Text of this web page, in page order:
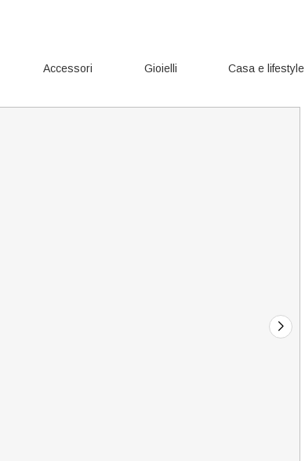
Accessori Gioielli Casa e lifestyle